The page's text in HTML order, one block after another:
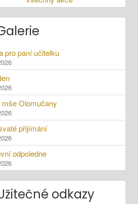
pro paní učitelku
mše Olomučany
přijímání
odpoledne
odkazy